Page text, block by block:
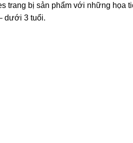
trang bị sản phẩm với những họa
dưới 3 tuổi.